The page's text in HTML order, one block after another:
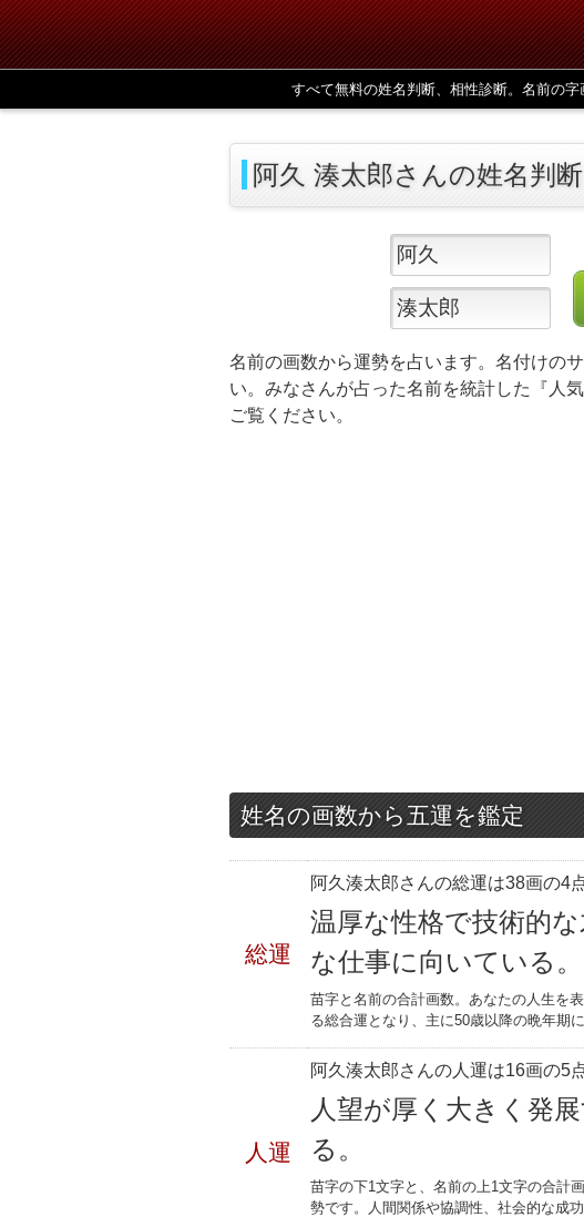
すべて無料の姓名判断、相性診断。名前の
阿久 湊太郎さんの姓名判断
名前の画数から運勢を占います。名付けの
い。みなさんが占った名前を統計した『人
ご覧ください。
姓名の画数から五運を鑑定
総運
阿久湊太郎さんの総運は38画の4
温厚な性格で技術的
な仕事に向いている。
苗字と名前の合計画数。あなたの人生を
る総合運となり、主に50歳以降の晩年期
人運
阿久湊太郎さんの人運は16画の5
人望が厚く大きく発
る。
苗字の下1文字と、名前の上1文字の合計
勢です。人間関係や協調性、社会的な成